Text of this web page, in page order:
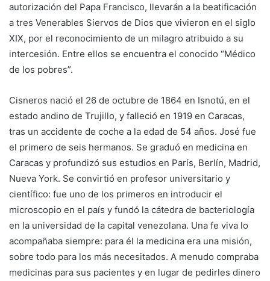
autorización del Papa Francisco, llevarán a la beatificación
a tres Venerables Siervos de Dios que vivieron en el siglo
XIX, por el reconocimiento de un milagro atribuido a su
intercesión. Entre ellos se encuentra el conocido “Médico
de los pobres”.
Cisneros nació el 26 de octubre de 1864 en Isnotú, en el
estado andino de Trujillo, y falleció en 1919 en Caracas,
tras un accidente de coche a la edad de 54 años. José fue
el primero de seis hermanos. Se graduó en medicina en
Caracas y profundizó sus estudios en París, Berlín, Madrid,
Nueva York. Se convirtió en profesor universitario y
científico: fue uno de los primeros en introducir el
microscopio en el país y fundó la cátedra de bacteriología
en la universidad de la capital venezolana. Una fe viva lo
acompañaba siempre: para él la medicina era una misión,
sobre todo para los más necesitados. A menudo compraba
medicinas para sus pacientes y en lugar de pedirles dinero